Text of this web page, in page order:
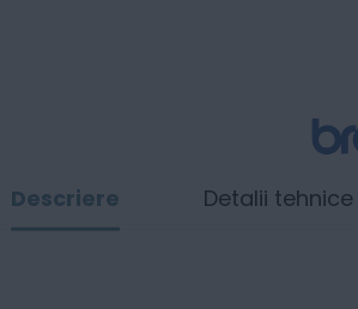
Descriere Detalii tehnice